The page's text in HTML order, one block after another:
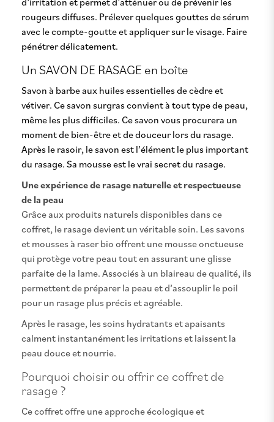
rougeurs diffuses. Prélever quelques gouttes de sérum
avec le compte-goutte et appliquer sur le visage. Faire
pénétrer délicatement.
Un SAVON DE RASAGE en boîte
Savon à barbe aux huiles essentielles de cèdre et
vétiver. Ce savon surgras convient à tout type de peau,
même les plus difficiles. Ce savon vous procurera un
moment de bien-être et de douceur lors du rasage.
Après le rasoir, le savon est l’élément le plus important
du rasage. Sa mousse est le vrai secret du rasage.
Une expérience de rasage naturelle et respectueuse
de la peau
Grâce aux produits naturels disponibles dans ce
coffret, le rasage devient un véritable soin. Les savons
et mousses à raser bio offrent une mousse onctueuse
qui protège votre peau tout en assurant une glisse
parfaite de la lame. Associés à un blaireau de qualité, ils
permettent de préparer la peau et d’assouplir le poil
pour un rasage plus précis et agréable.
Après le rasage, les soins hydratants et apaisants
calment instantanément les irritations et laissent la
peau douce et nourrie.
Pourquoi choisir ou offrir ce coffret de
rasage ?
Ce coffret offre une approche écologique et